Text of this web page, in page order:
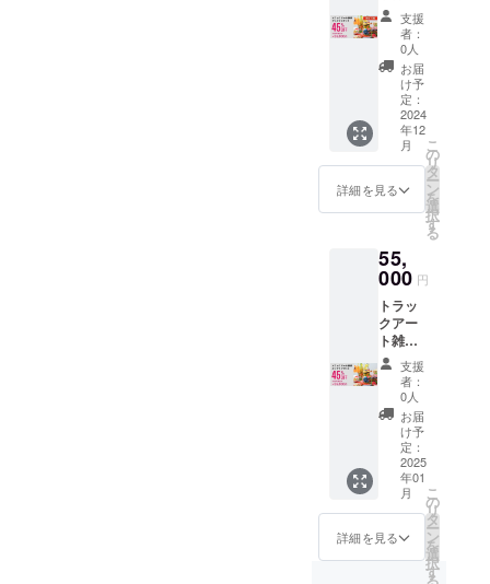
時～18
時ま
で。 そ
の他 送
料、消
費税は
込み
料展 場
所：
STORIE
S
TOKYO
（3styl
e） 住
所：〒
162-
京都新
宿区東
4-17 11
時～18
時ま
で。 そ
の他 送
料、消
費税は
込み
29日
（金）
～12月1
日
（日）
まで下
記イベ
ント場
可能で
す。 ※
色のア
イテム
をお選
び頂け
ます。
■商品受
け渡し
場所■
イベン
ト名：
こだわ
りの材
料展 場
所：
STORIE
TOKYO
（3styl
お茶を
注ぐた
めの水
差しと
して使
われて
おりま
すが 日
本では
品衛生
の許可
りませ
ん。そ
のため
雑貨と
して花
瓶代わ
りや小
物入
れ、イ
ンテリ
アとし
てお楽
しみく
ださ
発送ご
希望の
花瓶代
わりや
小物入
れ、イ
ンテリ
アとし
てお楽
しみく
ださ
い。 ■
商品を
きな色
合いを
くださ
い。柄
はラン
ダムと
なりま
す。 ★
お好み
の色合
いがあ
る場合
は備考
欄でお
くださ
い★ ・
グカッ
割引
30％引
き 通常
3500円
の品を
10点 通
常価
格
35000
ズ：
縦 9.5
㎝ 開口
部8.1㎝
素材：
ホー
ロー製
ご注意
点 雑貨
として
花瓶代
わりや
小物入
れ、イ
ンテリ
アとし
貨 ク
リスマ
スセッ
ト お皿
（3000
円）、
ふたつ
き缶
（3500
円）、
マグ
カップ
水差し
大
（7000
円）、
水差し
小
（4500
円）ふ
た付花
瓶
（4500
円）な
ど、ク
リスマ
スプレ
ゼント
におす
支援
者：
0人
お届
け予
定：
2024
年12
月
詳細を見る
こ
の
リ
タ
ー
ン
を
選
択
す
る
55,
000 円
トラッ
クアー
ト雑
貨 イ
ンテリ
アセッ
ト ふた
つき缶
（3500
円）、
マグ
カップ
（3500
円）、
水差し
支援
者：
0人
お届
け予
定：
2025
年01
月
詳細を見る
こ
の
リ
タ
ー
ン
を
選
択
す